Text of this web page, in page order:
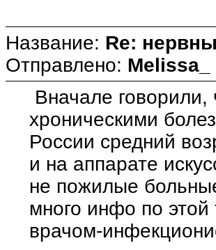
Название: Re:
Отправлено: Melissa_
Вначале
хроническими
России средний
и на аппарате
не пожилые
много инфо по
врачом-